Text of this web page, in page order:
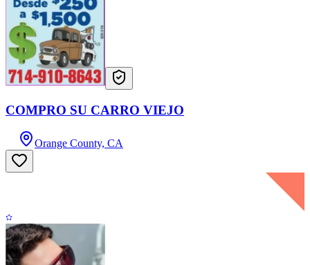
COMPRO SU CARRO VIEJO
Orange County, CA